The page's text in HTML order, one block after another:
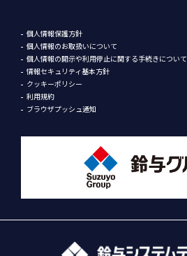
個人情報保護方針
個人情報のお取扱いについて
個人情報の開示や利用停止に関する手続きについて
情報セキュリティ基本方針
クッキーポリシー
利用規約
ブラウザプッシュ通知